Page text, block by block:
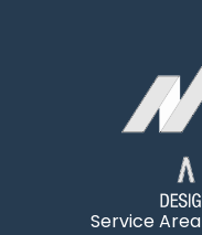
Service Area